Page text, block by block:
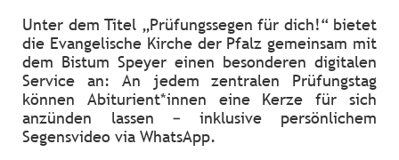
Unter dem Titel „Prüfungssegen für dich!“ bietet
die Evangelische Kirche der Pfalz gemeinsam mit
dem Bistum Speyer einen besonderen digitalen
Service an: An jedem zentralen Prüfungstag
können Abiturient*innen eine Kerze für sich
anzünden lassen – inklusive persönlichem
Segensvideo via WhatsApp.